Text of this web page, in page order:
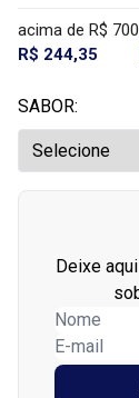
acima de R$ 700
R$ 244,35
SABOR:
Deixe